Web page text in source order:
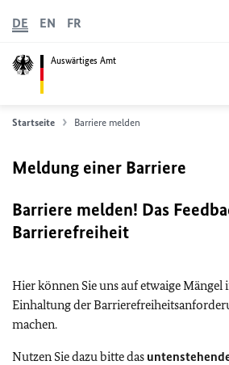
Auswärtiges Amt
DE EN FR
Startseite Barriere melden
Meldung einer Barriere
Barriere melden! Das
Barrierefreiheit
Hier können Sie uns auf etwaige Mängel
Einhaltung der
machen.
Nutzen Sie dazu bitte das